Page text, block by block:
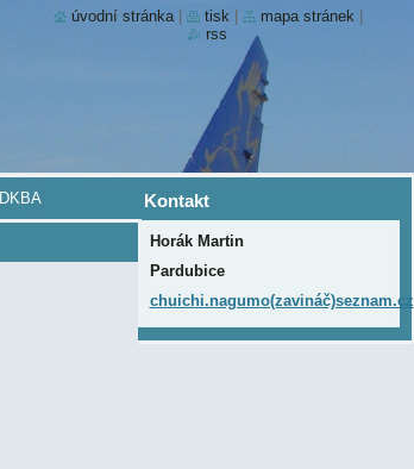
DKBA Kontakt
Horák Martin
Pardubice
chuichi.nagumo(zavináč)seznam.cz
úvodní stránka tisk mapa stránek
rss